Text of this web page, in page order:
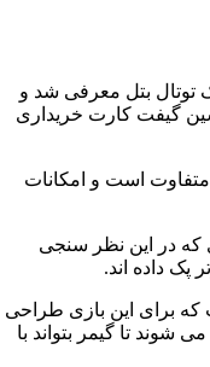
توتال بتل معرفی شد و
گیفت کارت خریداری
متفاوت است و امکانات
84 درصد افرادی که در این نظر سنجی
پک داده اند.
که برای این بازی طراحی
شوند تا گیمر بتواند با